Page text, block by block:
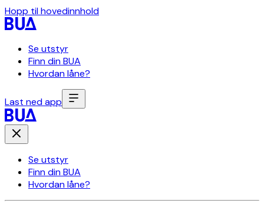
Hopp til hovedinnhold
Se utstyr
Finn din BUA
Hvordan låne?
Last ned app
Se utstyr
Finn din BUA
Hvordan låne?